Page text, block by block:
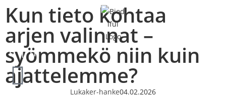
FI EN
Kun tieto kohtaa
arjen valinnat –
syömmekö niin kuin
ajattelemme?
Lukaker-hanke04.02.2026